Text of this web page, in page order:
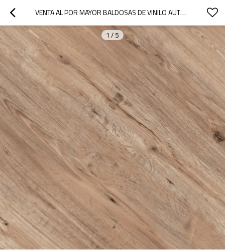
VENTA AL POR MAYOR BALDOSAS DE VINILO AUTOADHESIVAS PARA PISOS DE VINILO DE LUJO PEEL AND STICK | BAJO MANTENIMIENTO FLEXIBLE ECONÓMICO 6''X36'' HIF 21526
1 / 5